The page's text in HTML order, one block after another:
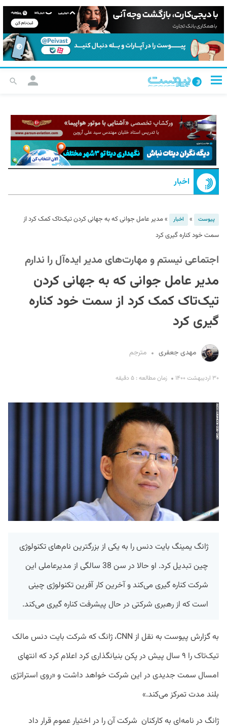
اخبار
پیوست » اخبار »مدیر عامل جوانی که به جهانی کردن تیک‌تاک کمک کرد از
سمت خود کناره گیری کرد
اجتماعی نیستم و مهارت‌های مدیر ایده‌آل را ندارم
مدیر عامل جوانی که به جهانی کردن
تیک‌تاک کمک کرد از سمت خود کناره
گیری کرد
مهدی جعفری مترجم
۳۰ اردیبهشت ۱۴۰۰ زمان مطالعه : ۵ دقیقه
ژانگ یمینگ بایت‌ دنس را به یکی از بزرگترین نام‌های تکنولوژی
چین تبدیل کرد. او حالا در سن 38 سالگی از مدیرعاملی این
شرکت کناره گیری می‌کند و آخرین کار آفرین تکنولوژی چینی
است که از رهبری شرکتی در حال پیشرفت کناره گیری می‌کند.
به گزارش پیوست به نقل از CNN، ژانگ که شرکت بایت‌ دنس مالک
تیک‌تاک را ۹ سال پیش در پکن بنیانگذاری کرد اعلام کرد که انتهای
امسال سمت جدیدی در این شرکت خواهد داشت و «روی استراتژی
بلند مدت تمرکز می‌کند.»
ژانگ در نامه‌ای به کارکنان شرکت آن را در اختیار عموم قرار داد